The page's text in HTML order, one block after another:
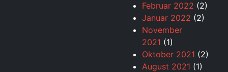
Februar 2022 (2)
Januar 2022 (2)
November
2021 (1)
Oktober 2021 (2)
August 2021 (1)